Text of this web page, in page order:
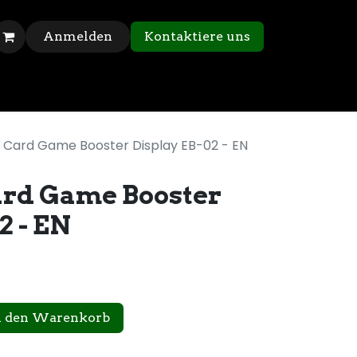
Anmelden Kontaktiere uns
Game Booster Display EB-02 - EN
Game Booster
- EN
Warenkorb